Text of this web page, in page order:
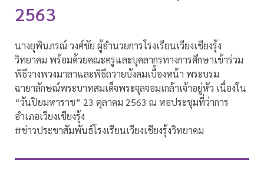
2563
นางยุพินภรณ์ วงศ์ชัย ผู้อำนวยการโรงเรียนเวียงเชียงรุ้ง
วิทยาคม พร้อมด้วยคณะครูและบุคลากรทางการศึกษาเข้าร่วม
พิธีวางพวงมาลาและพิธีถวายบังคมเบื้องหน้า พระบรม
ฉายาลักษณ์พระบาทสมเด็จพระจุลจอมเกล้าเจ้าอยู่หัว เนื่องใน
“วันปิยมหาราช” 23 ตุลาคม 2563 ณ หอประชุมที่ว่าการ
อำเภอเวียงเชียงรุ้ง
#ข่าวประชาสัมพันธ์โรงเรียนเวียงเชียงรุ้งวิทยาคม